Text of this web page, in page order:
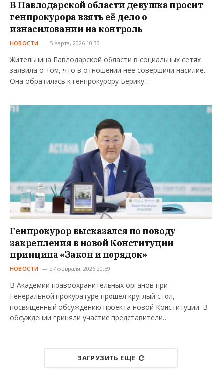
В Павлодарской области девушка просит
генпрокурора взять её дело о
изнасиловании на контроль
НОВОСТИ 5 марта, 2026 10:33
Жительница Павлодарской области в социальных сетях
заявила о том, что в отношении неё совершили насилие.
Она обратилась к генпрокурору Берику…
Генпрокурор высказался по поводу
закрепления в новой Конституции
принципа «Закон и порядок»
НОВОСТИ 27 февраля, 2026 20:59
В Академии правоохранительных органов при
Генеральной прокуратуре прошел круглый стол,
посвящённый обсуждению проекта новой Конституции. В
обсуждении приняли участие представители…
ЗАГРУЗИТЬ ЕЩЕ